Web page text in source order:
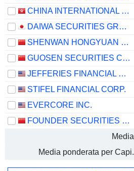
CHINA INTERNATIONAL CAPITAL CORPORATION LIMITED
DAIWA SECURITIES GROUP INC.
SHENWAN HONGYUAN GROUP CO., LTD.
GUOSEN SECURITIES CO., LTD.
JEFFERIES FINANCIAL GROUP INC.
STIFEL FINANCIAL CORP.
EVERCORE INC.
FOUNDER SECURITIES CO., LTD.
Media
Media ponderata per Capi.